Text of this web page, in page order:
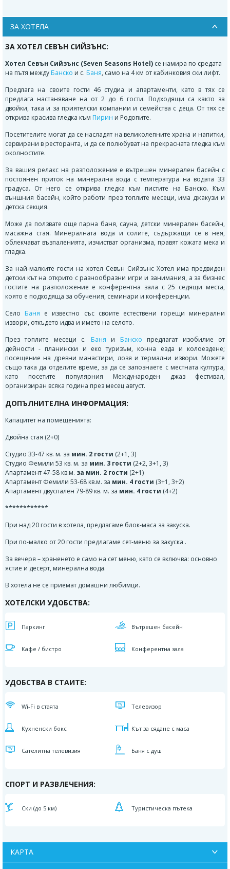
ЗА ХОТЕЛА
ЗА ХОТЕЛ СЕВЪН СИЙЗЪНС:
Хотел Севън Сийзънс (Seven Seasons Hotel) се намира по средата
на пътя между Банско и с. Баня, само на 4 км от кабинковия ски лифт.
Предлага на своите гости 46 студиа и апартаменти, като в тях се
предлага настаняване на от 2 до 6 гости. Подходящи са както за
двойки, така и за приятелски компании и семейства с деца. От тях се
открива красива гледка към Пирин и Родопите.
Посетителите могат да се насладят на великолепните храна и напитки,
сервирани в ресторанта, и да се полюбуват на прекрасната гледка към
околностите.
За вашия релакс на разположение е вътрешен минерален басейн с
постоянен приток на минерална вода с температура на водата 33
градуса. От него се открива гледка към пистите на Банско. Към
външния басейн, който работи през топлите месеци, има джакузи и
детска секция.
Може да ползвате още парна баня, сауна, детски минерален басейн,
масажна стая. Минералната вода и солите, съдържащи се в нея,
облекчават възпаленията, изчистват организма, правят кожата мека и
гладка.
За най-малките гости на хотел Севън Сийзънс Хотел има предвиден
детски кът на открито с разнообразни игри и занимания, а за бизнес
гостите на разположение е конферентна зала с 25 седящи места,
която е подходяща за обучения, семинари и конференции.
Село Баня е известно със своите естествени горещи минерални
извори, откъдето идва и името на селото.
През топлите месеци с. Баня и Банско предлагат изобилие от
дейности - планински и еко туризъм, конна езда и колоездене;
посещение на древни манастири, лозя и термални извори. Можете
също така да отделите време, за да се запознаете с местната култура,
като посетите популярния Международен джаз фестивал,
организиран всяка година през месец август.
ДОПЪЛНИТЕЛНА ИНФОРМАЦИЯ:
Капацитет на помещенията:
Двойна стая (2+0)
Студио 33-47 кв. м. за мин. 2 гости (2+1 , 3)
Студио Фемили 53 кв. м. за мин. 3 гости (2+2, 3+1 , 3)
Апартамент 47-58 кв.м. за мин. 2 гости (2+1)
Апартамент Фемили 53-68 кв.м. за мин. 4 гости (3+1, 3+2)
Апартамент двуспален 79-89 кв. м. за мин. 4 гости (4+2)
************
При над 20 гости в хотела, предлагаме блок-маса за закуска.
При по-малко от 20 гости предлагаме сет-меню за закуска .
За вечеря – храненето е само на сет меню, като се включва: основно
ястие и десерт, минерална вода.
В хотела не се приемат домашни любимци.
ХОТЕЛСКИ УДОБСТВА:
Паркинг Вътрешен басейн
Кафе / бистро Конферентна зала
УДОБСТВА В СТАИТЕ:
Wi-Fi в стаята Телевизор
Кухненски бокс Кът за сядане с маса
Сателитна телевизия Баня с душ
СПОРТ И РАЗВЛЕЧЕНИЯ:
Ски (до 5 км) Туристическа пътека
КАРТА